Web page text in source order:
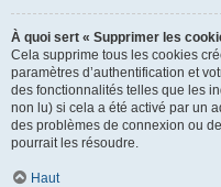
À quoi sert « Supprimer les
Cela supprime tous les cookies
paramètres d’authentification et
des fonctionnalités telles que les
non lu) si cela a été activé par un
des problèmes de connexion ou
pourrait les résoudre.
Haut